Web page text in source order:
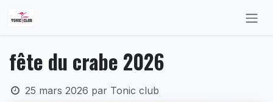
fête du crabe 2026
25 mars 2026 par Tonic club